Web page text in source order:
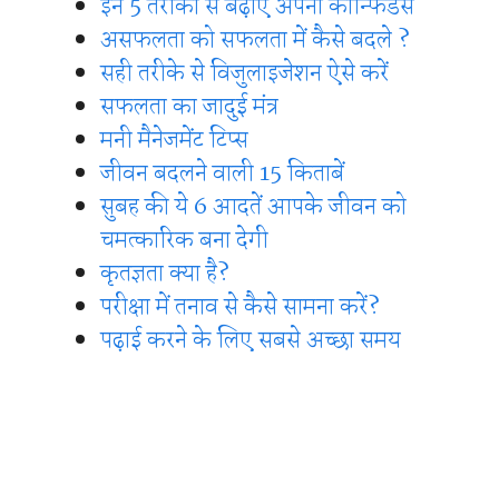
असफलता को सफलता में कैसे बदले ?
सही तरीके से विजुलाइजेशन ऐसे करें
सफलता का जादुई मंत्र
मनी मैनेजमेंट टिप्स
जीवन बदलने वाली 15 किताबें
सुबह की ये 6 आदतें आपके जीवन को
चमत्कारिक बना देगी
कृतज्ञता क्या है?
परीक्षा में तनाव से कैसे सामना करें?
पढ़ाई करने के लिए सबसे अच्छा समय